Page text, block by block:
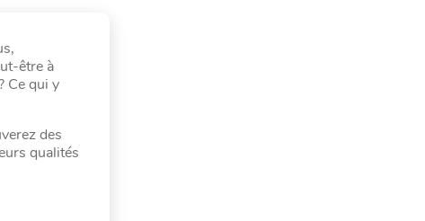
être à
Ce qui y
des
qualités